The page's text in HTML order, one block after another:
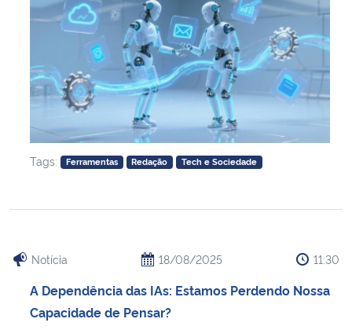
Tags: Ferramentas Redação Tech e Sociedade
Notícia 18/08/2025 11:30
A Dependência das IAs: Estamos Perdendo Nossa
Capacidade de Pensar?